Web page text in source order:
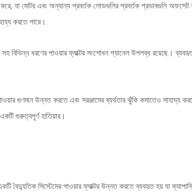
করে, যা মোটর এবং অন্যান্য প্রবর্তক লোডগুলির প্রবর্তক প্রভাবগুলি
করতে পারে।
বিভিন্ন ধরণের পাওয়ার ফ্যাক্টর সংশোধন প্যানেল উপলব্ধ রয়েছে। ব্যবহৃত
গুণমান উন্নত করতে এবং সরঞ্জামের ব্যর্থতার ঝুঁকি কমাতেও সাহায্য
গুরুত্বপূর্ণ হাতিয়ার।
সিস্টেমের পাওয়ার ফ্যাক্টর উন্নত করতে ব্যবহৃত হয় যা